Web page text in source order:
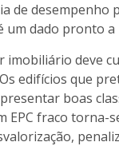
de desempenho
um dado pronto
imobiliário deve
edifícios que
boas
EPC fraco torna-